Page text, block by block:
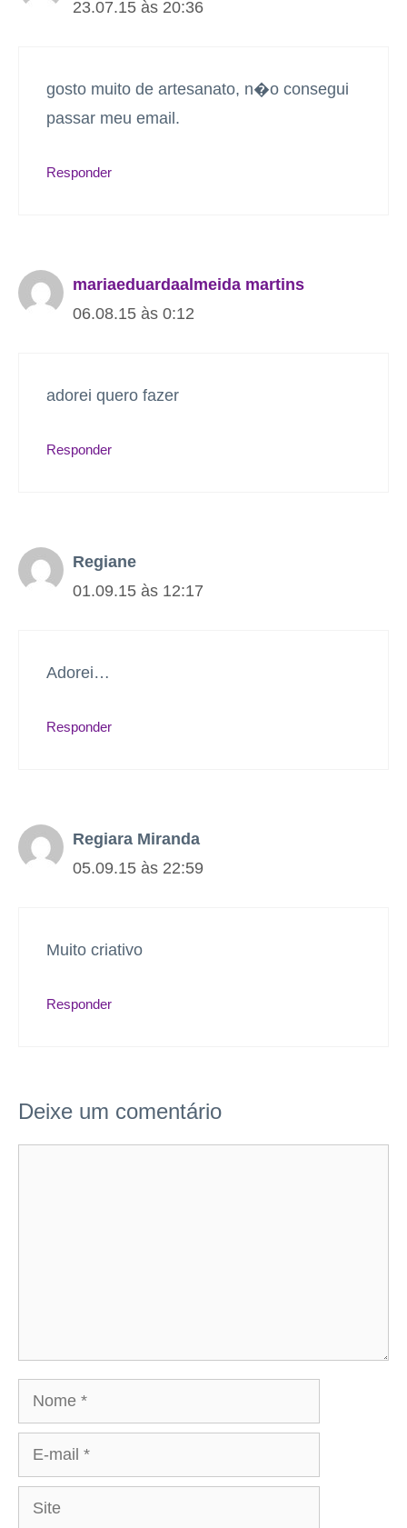
23.07.15 às 20:36
gosto muito de artesanato, n�o consegui
passar meu email.
Responder
mariaeduardaalmeida martins
06.08.15 às 0:12
adorei quero fazer
Responder
Regiane
01.09.15 às 12:17
Adorei…
Responder
Regiara Miranda
05.09.15 às 22:59
Muito criativo
Responder
Deixe um comentário
Nome
mail
Site